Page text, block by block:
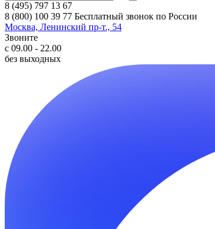
8 (495) 797 13 67
8 (800) 100 39 77 Бесплатный звонок по России
Москва, Ленинский пр-т., 54
Звоните
с 09.00 - 22.00
без выходных